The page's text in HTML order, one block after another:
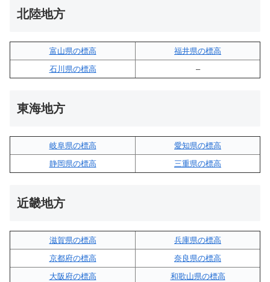
北陸地方
富山県の標高
福井県の標高
石川県の標高
–
東海地方
岐阜県の標高
愛知県の標高
静岡県の標高
三重県の標高
近畿地方
滋賀県の標高
兵庫県の標高
京都府の標高
奈良県の標高
大阪府の標高
和歌山県の標高